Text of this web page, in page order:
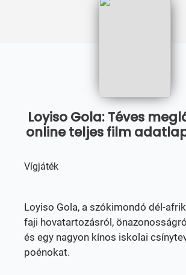
Loyiso Gola: Téves
online teljes film
Vígjáték
Loyiso Gola, a szókimondó dél-
faji hovatartozásról,
és egy nagyon kínos iskolai
poénokat.